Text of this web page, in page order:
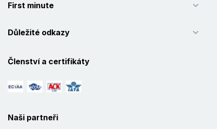
First minute
Důležité odkazy
Členství a certifikáty
Naši partneři